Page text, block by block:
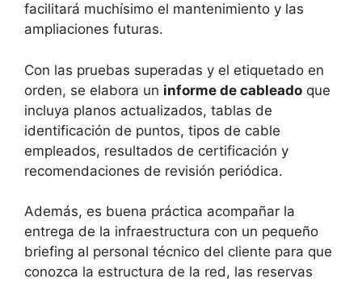
facilitará muchísimo el mantenimiento y las
ampliaciones futuras.
Con las pruebas superadas y el etiquetado en
orden, se elabora un informe de cableado que
incluya planos actualizados, tablas de
identificación de puntos, tipos de cable
empleados, resultados de certificación y
recomendaciones de revisión periódica.
Además, es buena práctica acompañar la
entrega de la infraestructura con un pequeño
briefing al personal técnico del cliente para que
conozca la estructura de la red, las reservas